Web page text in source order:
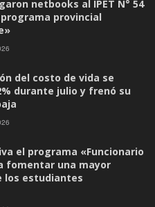
netbooks al IPET N° 54
provincial
del costo de vida se
durante julio y frenó su
el programa «Funcionario
fomentar una mayor
los estudiantes